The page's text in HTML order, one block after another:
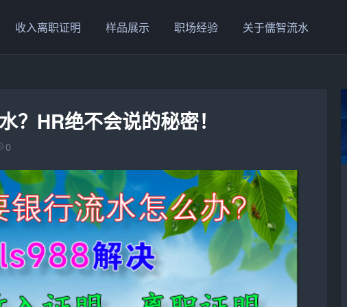
收入离职证明 样品展示 职场经验 关于儒智流水
？HR绝不会说的秘密！
0